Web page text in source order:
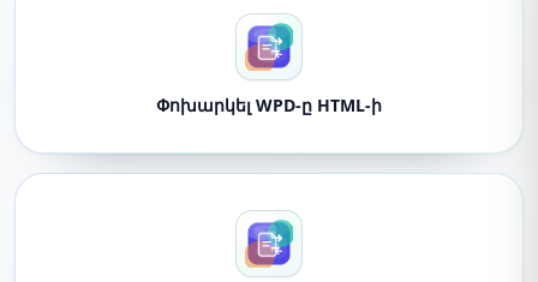
Փոխարկել WPD-ը HTML-ի